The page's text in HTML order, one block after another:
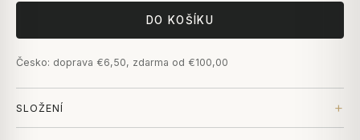
DO KOŠÍKU
Česko: doprava €6,50, zdarma od €100,00
SLOŽENÍ